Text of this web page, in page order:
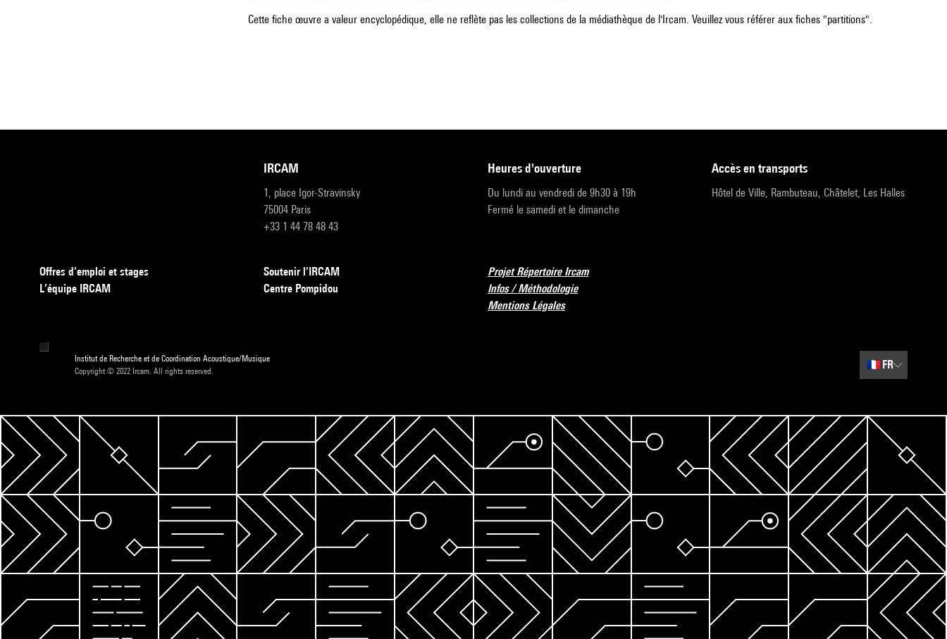
Cette fiche œuvre a valeur encyclopédique, elle ne reflète pas les collections de la médiathèque de l'Ircam. Veuillez vous référer aux fiches "partitions".
IRCAM
1, place Igor-Stravinsky
75004 Paris
+33 1 44 78 48 43
heures d'ouverture
Du lundi au vendredi de 9h30 à 19h
Fermé le samedi et le dimanche
accès en transports
Hôtel de Ville, Rambuteau, Châtelet, Les Halles
Offres d’emploi et stages
L’équipe IRCAM
Soutenir l’IRCAM
Centre Pompidou
Projet Répertoire Ircam
Infos / Méthodologie
Mentions Légales
Institut de Recherche et de Coordination Acoustique/Musique
Copyright © 2022 Ircam. All rights reserved.
🇫🇷 FR